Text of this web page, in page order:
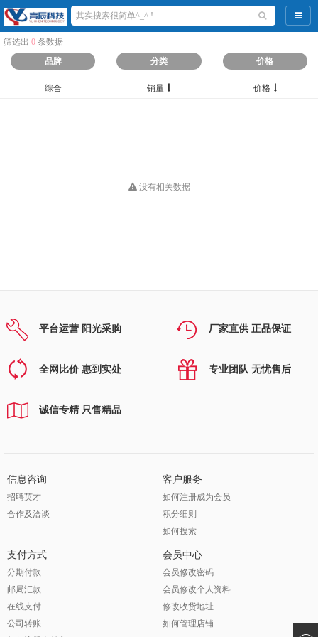
导航
筛选出 0 条数据
品牌
分类 价格
综合 销量 价格
没有相关数据
平台运营 阳光采购 厂家直供 正品保证
全网比价 惠到实处 专业团队 无忧售后
诚信专精 只售精品
信息咨询
招聘英才
合作及洽谈
客户服务
如何注册成为会员
积分细则
如何搜索
支付方式
分期付款
邮局汇款
在线支付
公司转账
会员中心
会员修改密码
会员修改个人资料
修改收货地址
如何管理店铺